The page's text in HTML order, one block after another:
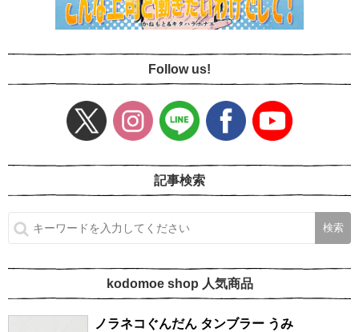
Follow us!
記事検索
kodomoe shop 人気商品
ノラネコぐんだん タンブラー うみ